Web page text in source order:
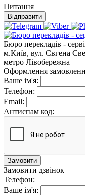
Питання
Відправити
Бюро перекладів -
м.Київ, вул. Євгена
метро Лівобережна
Оформлення
Ваше ім'я:
Телефон:
Email:
Антиспам код:
Замовити
Замовити дзвінок
Телефон:
Ваше ім'я: